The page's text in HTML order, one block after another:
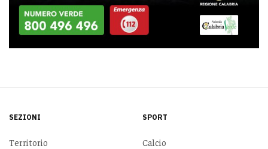
SEZIONI
Territorio
SPORT
Calcio